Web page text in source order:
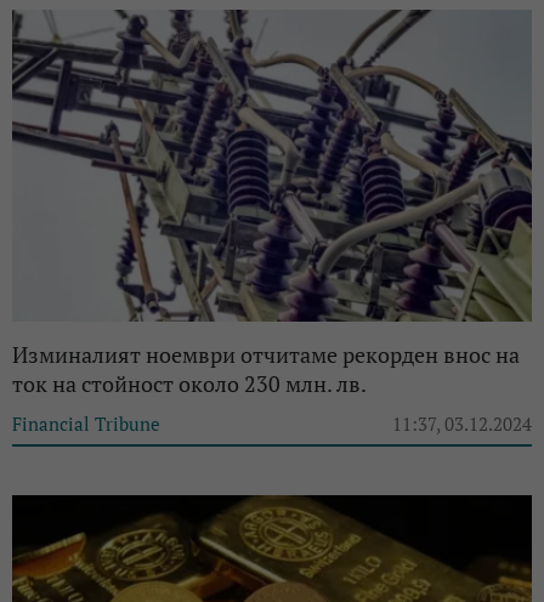
Изминалият ноември отчитаме рекорден внос на
ток на стойност около 230 млн. лв.
Financial Tribune 11:37, 03.12.2024